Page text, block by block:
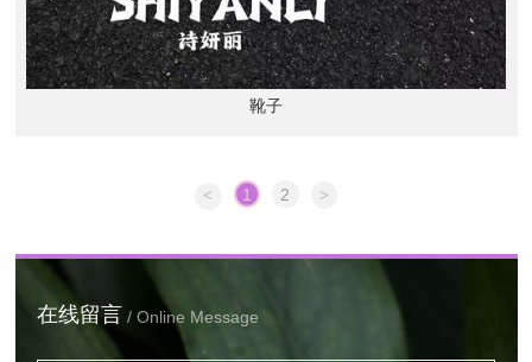
靴子
< 1 2 >
在线留言 / Online Message